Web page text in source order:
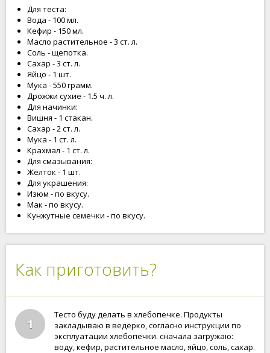
Для теста:
Вода - 100 мл.
Кефир - 150 мл.
Масло растительное - 3 ст. л.
Соль - щепотка.
Сахар - 3 ст. л.
Яйцо - 1 шт.
Мука - 550 грамм.
Дрожжи сухие - 1.5 ч. л.
Для начинки:
Вишня - 1 стакан.
Сахар - 2 ст. л.
Мука - 1 ст. л.
Крахмал - 1 ст. л.
Для смазывания:
Желток - 1 шт.
Для украшения:
Изюм - по вкусу.
Мак - по вкусу.
Кунжутные семечки - по вкусу.
Как приготовить?
1
Тесто буду делать в хлебопечке. Продукты
закладываю в ведёрко, согласно инструкции по
эксплуатации хлебопечки. сначала загружаю:
воду, кефир, растительное масло, яйцо, соль, сахар.